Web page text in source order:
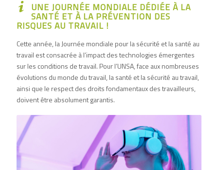
UNE JOURNÉE MONDIALE DÉDIÉE À LA
SANTÉ ET À LA PRÉVENTION DES
RISQUES AU TRAVAIL !
Cette année, la Journée mondiale pour la sécurité et la santé au
travail est consacrée à l’impact des technologies émergentes
sur les conditions de travail. Pourl’UNSA, face aux nombreuses
évolutions du monde du travail, la santé et la sécurité au travail,
ainsi que le respect des droits fondamentaux des travailleurs,
doivent être absolument garantis.